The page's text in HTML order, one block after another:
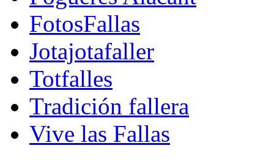
FotosFallas
Jotajotafaller
Totfalles
Tradición fallera
Vive las Fallas